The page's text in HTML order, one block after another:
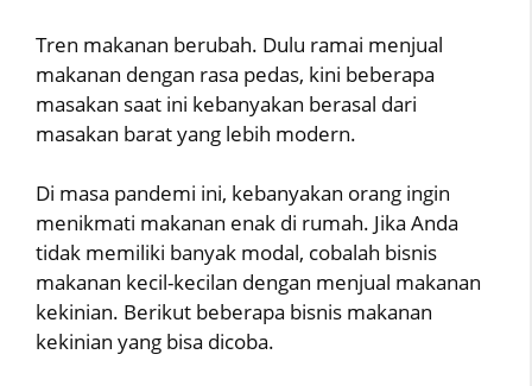
Tren makanan berubah. Dulu ramai menjual
makanan dengan rasa pedas, kini beberapa
masakan saat ini kebanyakan berasal dari
masakan barat yang lebih modern.
Di masa pandemi ini, kebanyakan orang ingin
menikmati makanan enak di rumah. Jika Anda
tidak memiliki banyak modal, cobalah bisnis
makanan kecil-kecilan dengan menjual makanan
kekinian. Berikut beberapa bisnis makanan
kekinian yang bisa dicoba.